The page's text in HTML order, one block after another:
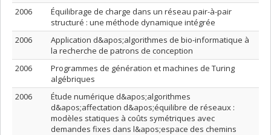
2006
Équilibrage de charge dans un réseau pair-à-pair
structuré : une méthode dynamique intégrée
2006
Application d&apos;algorithmes de bio-informatique à
la recherche de patrons de conception
2006
Programmes de génération et machines de Turing
algébriques
2006
Étude numérique d&apos;algorithmes
d&apos;affectation d&apos;équilibre de réseaux :
modèles statiques à coûts symétriques avec
demandes fixes dans l&apos;espace des chemins